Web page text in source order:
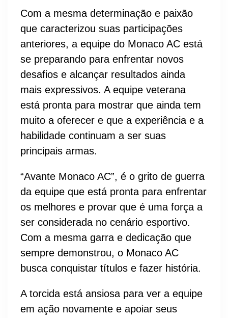
Com a mesma determinação e paixão
que caracterizou suas participações
anteriores, a equipe do Monaco AC está
se preparando para enfrentar novos
desafios e alcançar resultados ainda
mais expressivos. A equipe veterana
está pronta para mostrar que ainda tem
muito a oferecer e que a experiência e a
habilidade continuam a ser suas
principais armas.
“Avante Monaco AC”, é o grito de guerra
da equipe que está pronta para enfrentar
os melhores e provar que é uma força a
ser considerada no cenário esportivo.
Com a mesma garra e dedicação que
sempre demonstrou, o Monaco AC
busca conquistar títulos e fazer história.
A torcida está ansiosa para ver a equipe
em ação novamente e apoiar seus